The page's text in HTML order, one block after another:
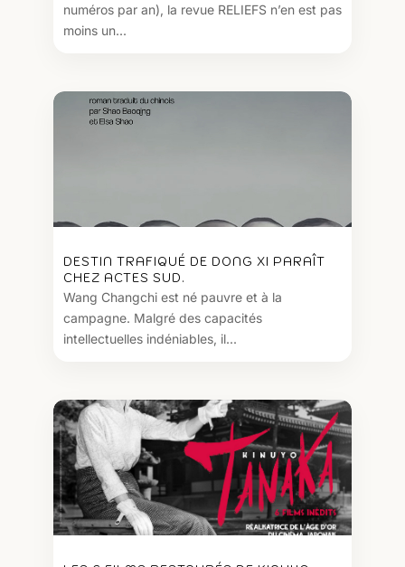
numéros par an), la revue RELIEFS n’en est pas
moins un...
DESTIN TRAFIQUÉ DE DONG XI PARAÎT
CHEZ ACTES SUD.
Wang Changchi est né pauvre et à la
campagne. Malgré des capacités
intellectuelles indéniables, il...